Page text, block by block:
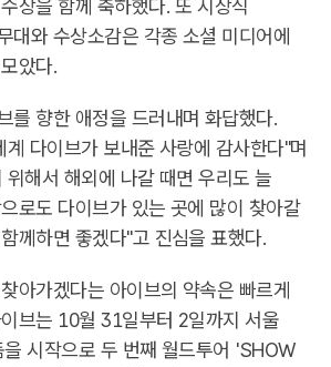
상을 함께 축하했다. 또 시상식
대와 수상소감은 각종 소셜 미디어에
았다.
를 향한 애정을 드러내며 화답했다.
다이브가 보내준 사랑에 감사한다"며
위해서 해외에 나갈 때면 우리도 늘
로도 다이브가 있는 곳에 많이 찾아갈
께하면 좋겠다"고 진심을 표했다.
아가겠다는 아이브의 약속은 빠르게
브는 10월 31일부터 2일까지 서울
시작으로 두 번째 월드투어 'SHOW